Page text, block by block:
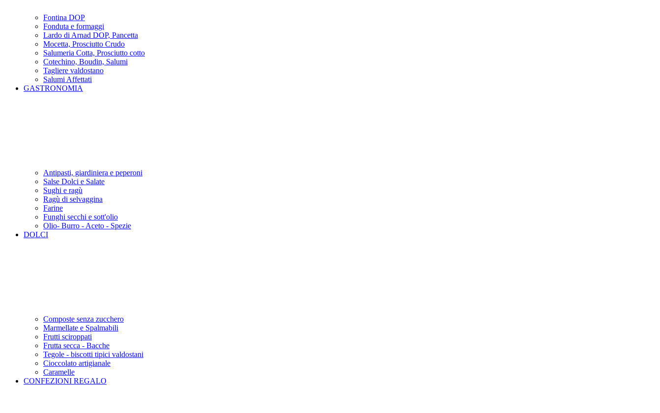
Fontina DOP
Fonduta e formaggi
Lardo di Arnad DOP, Pancetta
Mocetta, Prosciutto Crudo
Salumeria Cotta, Prosciutto cotto
Cotechino, Boudin, Salumi
Tagliere valdostano
Salumi Affettati
GASTRONOMIA
Antipasti, giardiniera e peperoni
Salse Dolci e Salate
Sughi e ragù
Ragù di selvaggina
Farine
Funghi secchi e sott'olio
Olio- Burro - Aceto - Spezie
DOLCI
Composte senza zucchero
Marmellate e Spalmabili
Frutti sciroppati
Frutta secca - Bacche
Tegole - biscotti tipici valdostani
Cioccolato artigianale
Caramelle
CONFEZIONI REGALO